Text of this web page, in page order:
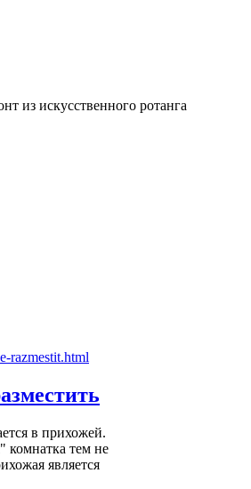
из искусственного ротанга
в прихожей.
комнатка тем не
является